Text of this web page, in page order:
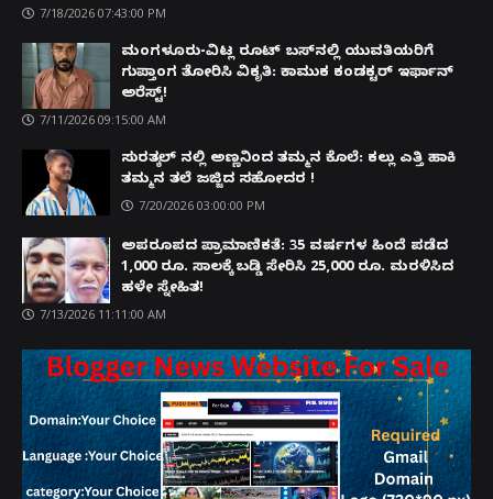
7/18/2026 07:43:00 PM
ಮಂಗಳೂರು-ವಿಟ್ಲ ರೂಟ್ ಬಸ್‌ನಲ್ಲಿ ಯುವತಿಯರಿಗೆ
ಗುಪ್ತಾಂಗ ತೋರಿಸಿ ವಿಕೃತಿ: ಕಾಮುಕ ಕಂಡಕ್ಟರ್ ಇರ್ಫಾನ್
ಅರೆಸ್ಟ್!
7/11/2026 09:15:00 AM
ಸುರತ್ಕಲ್ ನಲ್ಲಿ ಅಣ್ಣನಿಂದ ತಮ್ಮನ ಕೊಲೆ: ಕಲ್ಲು ಎತ್ತಿ ಹಾಕಿ
ತಮ್ಮನ ತಲೆ ಜಜ್ಜಿದ ಸಹೋದರ !
7/20/2026 03:00:00 PM
ಅಪರೂಪದ ಪ್ರಾಮಾಣಿಕತೆ: 35 ವರ್ಷಗಳ ಹಿಂದೆ ಪಡೆದ
1,000 ರೂ. ಸಾಲಕ್ಕೆ ಬಡ್ಡಿ ಸೇರಿಸಿ 25,000 ರೂ. ಮರಳಿಸಿದ
ಹಳೇ ಸ್ನೇಹಿತ!
7/13/2026 11:11:00 AM